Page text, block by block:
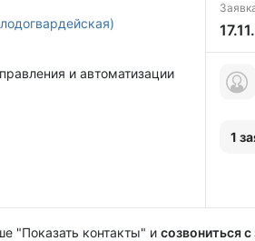
и автоматизации
1
"Показать контакты" и созвониться